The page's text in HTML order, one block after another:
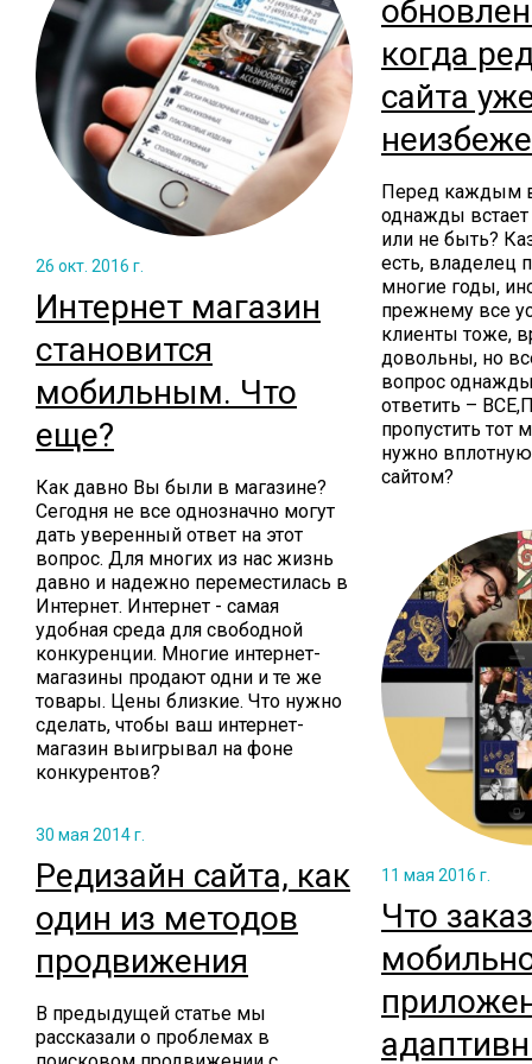
26 окт. 2016 г.
Интернет магазин
становится
мобильным. Что
еще?
Как давно Вы были в магазине?
Сегодня не все однозначно могут
дать уверенный ответ на этот
вопрос. Для многих из нас жизнь
давно и надежно переместилась в
Интернет. Интернет - самая
удобная среда для свободной
конкуренции. Многие интернет-
магазины продают одни и те же
товары. Цены близкие. Что нужно
сделать, чтобы ваш интернет-
магазин выигрывал на фоне
конкурентов?
когда
сайта
Перед каждым
однажды
или не быть?
есть, владелец
многие годы,
прежнему все
клиенты тоже,
довольны, но
вопрос
ответить –
пропустить тот
нужно
сайтом?
30 мая 2014 г.
Редизайн сайта, как
один из методов
продвижения
В предыдущей статье мы
рассказали о проблемах в
11 мая 2016 г.
Что